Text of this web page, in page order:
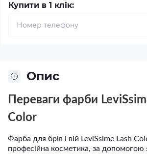
Купити в 1 клік:
Опис
Переваги фарби
Color
Фарба для брів і вій LeviSsime Lash
професійна косметика, за допомогою